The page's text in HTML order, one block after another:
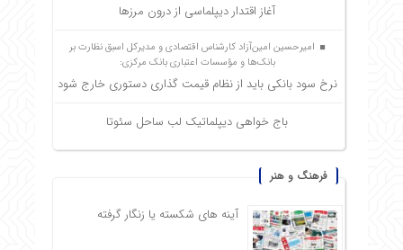
آغاز اقتدار دیپلماسی از درون مرزها
امیرحسین امین‌آزاد کارشناس اقتصادی و مدیرکل اسبق نظارت بر
بانک‌ها و مؤسسات اعتباری بانک مرکزی:
نرخ سود بانکی باید از نظام قیمت گذاری دستوری خارج شود
باج خواهی دیپلماتیک لب ساحل سئوتا
فرهنگ و هنر
آینه های شکسته یا زنگار گرفته